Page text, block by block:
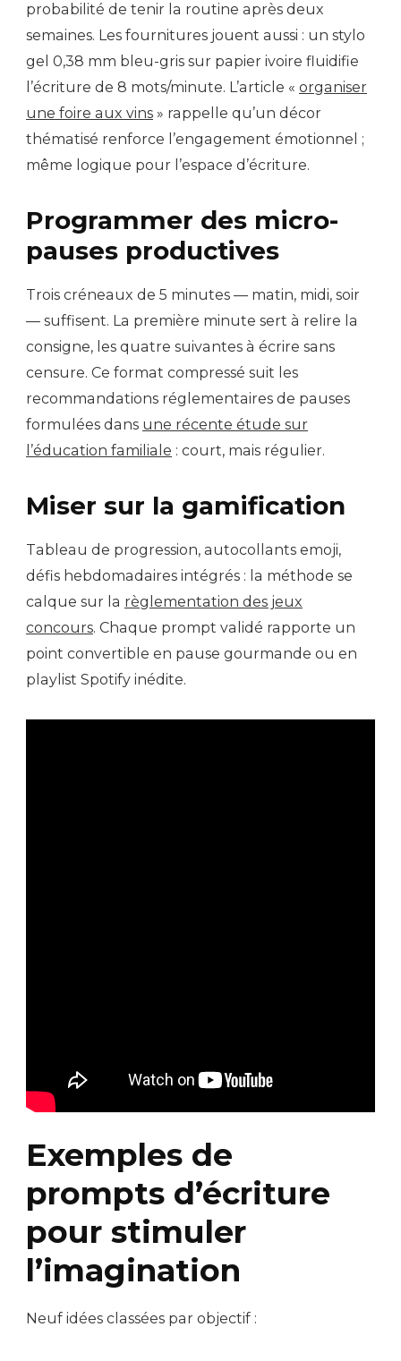
probabilité de tenir la routine après deux
semaines. Les fournitures jouent aussi : un stylo
gel 0,38 mm bleu-gris sur papier ivoire fluidifie
l’écriture de 8 mots/minute. L’article « organiser
une foire aux vins » rappelle qu’un décor
thématisé renforce l’engagement émotionnel ;
même logique pour l’espace d’écriture.
Programmer des micro-
pauses productives
Trois créneaux de 5 minutes — matin, midi, soir
— suffisent. La première minute sert à relire la
consigne, les quatre suivantes à écrire sans
censure. Ce format compressé suit les
recommandations réglementaires de pauses
formulées dans une récente étude sur
l’éducation familiale : court, mais régulier.
Miser sur la gamification
Tableau de progression, autocollants emoji,
défis hebdomadaires intégrés : la méthode se
calque sur la règlementation des jeux
concours. Chaque prompt validé rapporte un
point convertible en pause gourmande ou en
playlist Spotify inédite.
Exemples de
prompts d’écriture
pour stimuler
l’imagination
Neuf idées classées par objectif :